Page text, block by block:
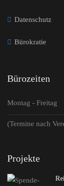
Datenschutz
Bürokratie
Bürozeiten
Montag - Freitag
(Termine nach
Projekte